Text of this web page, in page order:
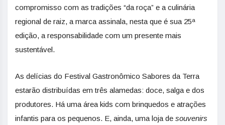
compromisso com as tradições “da roça” e a culinária
regional de raiz, a marca assinala, nesta que é sua 25ª
edição, a responsabilidade com um presente mais
sustentável.
As delícias do Festival Gastronômico Sabores da Terra
estarão distribuídas em três alamedas: doce, salga e dos
produtores. Há uma área kids com brinquedos e atrações
infantis para os pequenos. E, ainda, uma loja de souvenirs